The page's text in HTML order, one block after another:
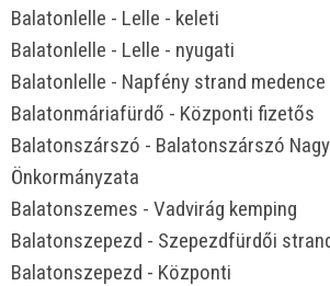
Balatonlelle - Lelle - keleti
Balatonlelle - Lelle - nyugati
Balatonlelle - Napfény strand medence
Balatonmáriafürdő - Központi fizetős
Balatonszárszó - Balatonszárszó
Önkormányzata
Balatonszemes - Vadvirág kemping
Balatonszepezd - Szepezdfürdői
Balatonszepezd - Központi